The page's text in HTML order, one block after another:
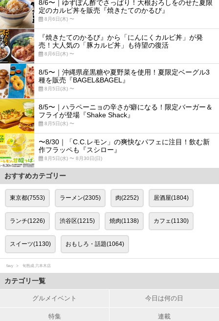
8/6〜｜ゆずぽん酢でさっぱり！大根おろしをのせた夏限
定のカルビ丼を販売『焼きたてのかるび』
8月6日(木) 〜
『焼きたてのかるび』から「にんにくカルビ丼」が発
売！大人気の「豚カルビ丼」も待望の復活
8月6日(木) 〜
8/5〜｜沖縄県産黒糖や夏野菜を使用！夏限定ベーグル3
種を販売『BAGEL&BAGEL』
8月5日(水) 〜
8/5〜｜ハラペーニョの辛さが癖になる！限定バーガー＆
フライが登場『Shake Shack』
8月5日(水) 〜
〜8/30｜「C.C.レモン」の爽快なパフェに注目！飲む新
作フラッペも『スシロー』
8月5日(水) 〜 8月30日(日)
おすすめカテゴリー
東京都(7553) ラーメン(2305) 肉(2252) 居酒屋(1804)
ランチ(1226) 渋谷区(1215) 焼肉(1138) カフェ(1130)
スイーツ(1130) おもしろ・話題(1064)
favy 旬熟成 六本木店
カテゴリ一覧
グルメイベント 今日は何の日
特集 連載